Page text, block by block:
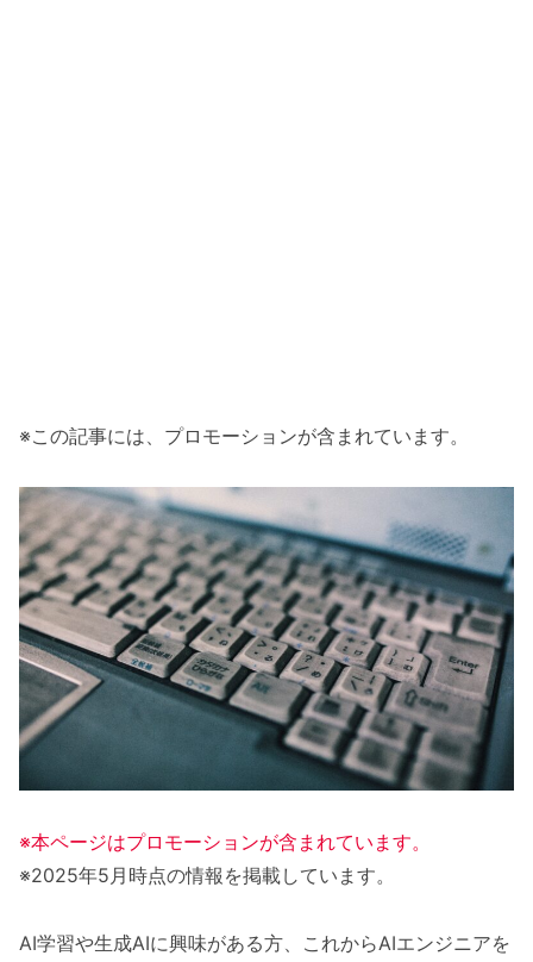
※この記事には、プロモーションが含まれています。
※本ページはプロモーションが含まれています。
※2025年5月時点の情報を掲載しています。
AI学習や生成AIに興味がある方、これからAIエンジニアを